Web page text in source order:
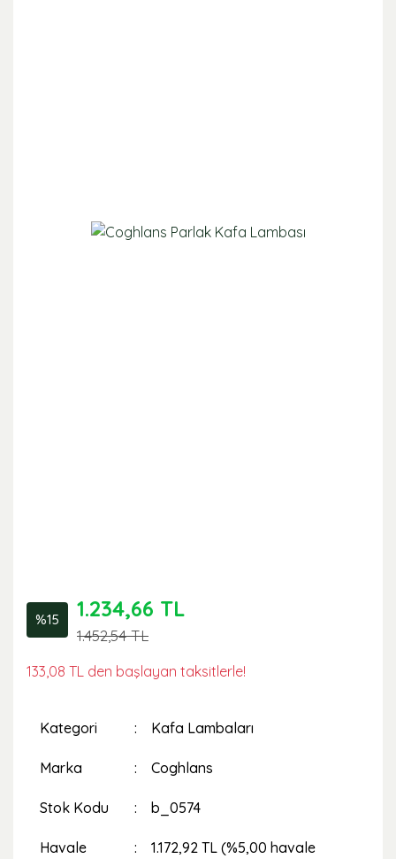
%15 1.234,66 TL
1.452,54 TL
133,08 TL den başlayan taksitlerle!
Kategori Kafa Lambaları
Marka Coghlans
Stok Kodu b_0574
Havale
1.172,92 TL (%5,00 havale